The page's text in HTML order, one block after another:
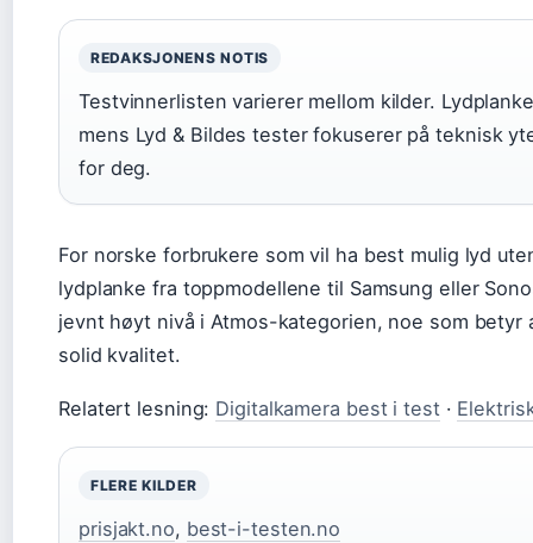
REDAKSJONENS NOTIS
Testvinnerlisten varierer mellom kilder.
mens Lyd & Bildes tester fokuserer på teknisk
for deg.
For norske forbrukere som vil ha best mulig lyd
lydplanke fra toppmodellene til Samsung eller
jevnt høyt nivå i Atmos-kategorien, noe som
solid kvalitet.
Relatert lesning: Digitalkamera best i test·
FLERE KILDER
prisjakt.no, best-i-testen.no